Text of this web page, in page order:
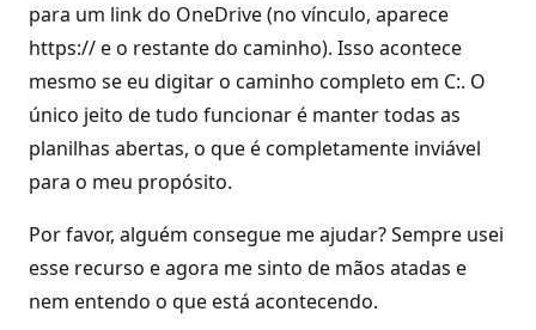
para um link do OneDrive (no vínculo, aparece
https:// e o restante do caminho). Isso acontece
mesmo se eu digitar o caminho completo em C:. O
único jeito de tudo funcionar é manter todas as
planilhas abertas, o que é completamente inviável
para o meu propósito.
Por favor, alguém consegue me ajudar? Sempre usei
esse recurso e agora me sinto de mãos atadas e
nem entendo o que está acontecendo.